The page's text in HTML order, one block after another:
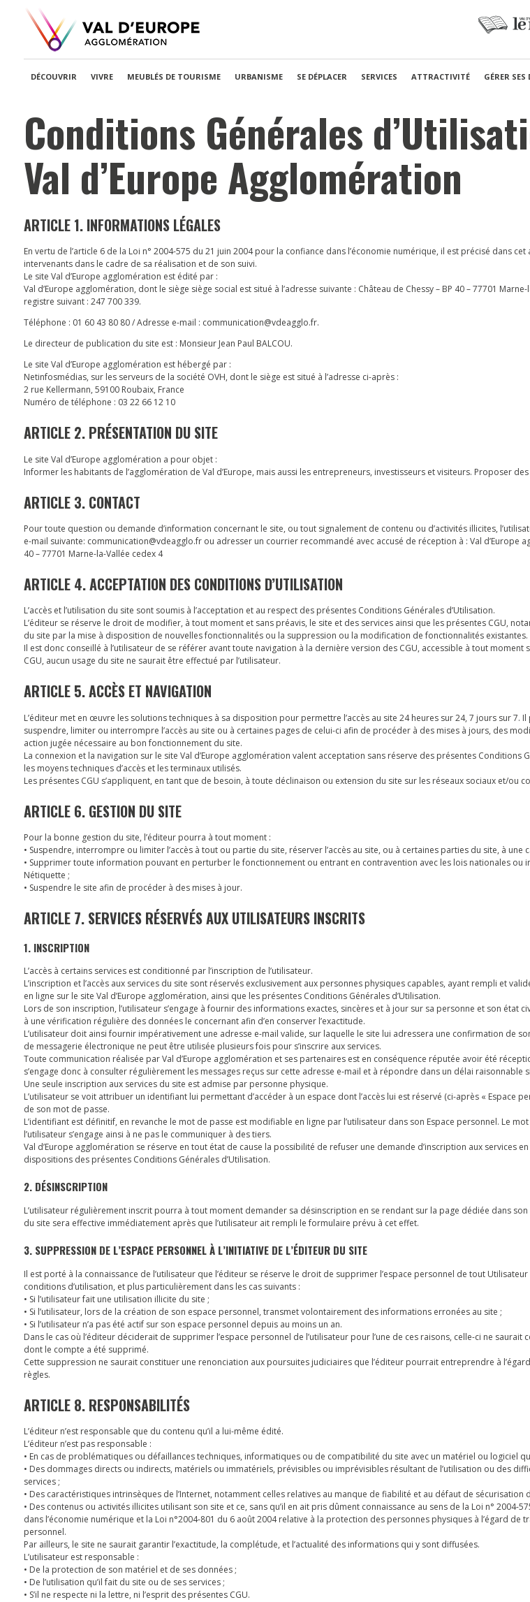
DÉCOUVRIR VIVRE MEUBLÉS DE TOURISME URBANISME SE DÉPLACER SERVICES ATTRACTIVITÉ GÉRER SES
Conditions Générales
Val d’Europe Agglomération
ARTICLE 1. INFORMATIONS LÉGALES
En vertu de l’article 6 de la Loi n° 2004-575 du 21 juin 2004 pour la confiance dans l’économie numérique, il est précisé dans
intervenants dans le cadre de sa réalisation et de son suivi.
Le site Val d’Europe agglomération est édité par :
Val d’Europe agglomération, dont le siège siège social est situé à l’adresse suivante : Château de Chessy – BP 40 – 77701
registre suivant : 247 700 339.
Téléphone : 01 60 43 80 80 / Adresse e-mail : communication@vdeagglo.fr.
Le directeur de publication du site est : Monsieur Jean Paul BALCOU.
Le site Val d’Europe agglomération est hébergé par :
Netinfosmédias, sur les serveurs de la société OVH, dont le siège est situé à l’adresse ci-après :
2 rue Kellermann, 59100 Roubaix, France
Numéro de téléphone : 03 22 66 12 10
ARTICLE 2. PRÉSENTATION DU SITE
Le site Val d’Europe agglomération a pour objet :
Informer les habitants de l’agglomération de Val d’Europe, mais aussi les entrepreneurs, investisseurs et visiteurs. Proposer
ARTICLE 3. CONTACT
Pour toute question ou demande d’information concernant le site, ou tout signalement de contenu ou d’activités illicites,
e-mail suivante: communication@vdeagglo.fr ou adresser un courrier recommandé avec accusé de réception à : Val d’Europe
40 – 77701 Marne-la-Vallée cedex 4
ARTICLE 4. ACCEPTATION DES CONDITIONS D’UTILISATION
L’accès et l’utilisation du site sont soumis à l’acceptation et au respect des présentes Conditions Générales d’Utilisation.
L’éditeur se réserve le droit de modifier, à tout moment et sans préavis, le site et des services ainsi que les présentes CGU,
du site par la mise à disposition de nouvelles fonctionnalités ou la suppression ou la modification de fonctionnalités existantes.
Il est donc conseillé à l’utilisateur de se référer avant toute navigation à la dernière version des CGU, accessible à tout moment
CGU, aucun usage du site ne saurait être effectué par l’utilisateur.
ARTICLE 5. ACCÈS ET NAVIGATION
L’éditeur met en œuvre les solutions techniques à sa disposition pour permettre l’accès au site 24 heures sur 24, 7 jours sur 7.
suspendre, limiter ou interrompre l’accès au site ou à certaines pages de celui-ci afin de procéder à des mises à jours, des
action jugée nécessaire au bon fonctionnement du site.
La connexion et la navigation sur le site Val d’Europe agglomération valent acceptation sans réserve des présentes Conditions
les moyens techniques d’accès et les terminaux utilisés.
Les présentes CGU s’appliquent, en tant que de besoin, à toute déclinaison ou extension du site sur les réseaux sociaux et/ou
ARTICLE 6. GESTION DU SITE
Pour la bonne gestion du site, l’éditeur pourra à tout moment :
• Suspendre, interrompre ou limiter l’accès à tout ou partie du site, réserver l’accès au site, ou à certaines parties du site, à une
• Supprimer toute information pouvant en perturber le fonctionnement ou entrant en contravention avec les lois nationales ou
Nétiquette ;
• Suspendre le site afin de procéder à des mises à jour.
ARTICLE 7. SERVICES RÉSERVÉS AUX UTILISATEURS INSCRITS
1. INSCRIPTION
L’accès à certains services est conditionné par l’inscription de l’utilisateur.
L’inscription et l’accès aux services du site sont réservés exclusivement aux personnes physiques capables, ayant rempli et
en ligne sur le site Val d’Europe agglomération, ainsi que les présentes Conditions Générales d’Utilisation.
Lors de son inscription, l’utilisateur s’engage à fournir des informations exactes, sincères et à jour sur sa personne et son état
à une vérification régulière des données le concernant afin d’en conserver l’exactitude.
L’utilisateur doit ainsi fournir impérativement une adresse e-mail valide, sur laquelle le site lui adressera une confirmation de
de messagerie électronique ne peut être utilisée plusieurs fois pour s’inscrire aux services.
Toute communication réalisée par Val d’Europe agglomération et ses partenaires est en conséquence réputée avoir été
s’engage donc à consulter régulièrement les messages reçus sur cette adresse e-mail et à répondre dans un délai raisonnable
Une seule inscription aux services du site est admise par personne physique.
L’utilisateur se voit attribuer un identifiant lui permettant d’accéder à un espace dont l’accès lui est réservé (ci-après « Espace
de son mot de passe.
L’identifiant est définitif, en revanche le mot de passe est modifiable en ligne par l’utilisateur dans son Espace personnel. Le
l’utilisateur s’engage ainsi à ne pas le communiquer à des tiers.
Val d’Europe agglomération se réserve en tout état de cause la possibilité de refuser une demande d’inscription aux services
dispositions des présentes Conditions Générales d’Utilisation.
2. DÉSINSCRIPTION
L’utilisateur régulièrement inscrit pourra à tout moment demander sa désinscription en se rendant sur la page dédiée dans
du site sera effective immédiatement après que l’utilisateur ait rempli le formulaire prévu à cet effet.
3. SUPPRESSION DE L’ESPACE PERSONNEL À L’INITIATIVE DE L’ÉDITEUR DU SITE
Il est porté à la connaissance de l’utilisateur que l’éditeur se réserve le droit de supprimer l’espace personnel de tout
conditions d’utilisation, et plus particulièrement dans les cas suivants :
• Si l’utilisateur fait une utilisation illicite du site ;
• Si l’utilisateur, lors de la création de son espace personnel, transmet volontairement des informations erronées au site ;
• Si l’utilisateur n’a pas été actif sur son espace personnel depuis au moins un an.
Dans le cas où l’éditeur déciderait de supprimer l’espace personnel de l’utilisateur pour l’une de ces raisons, celle-ci ne
dont le compte a été supprimé.
Cette suppression ne saurait constituer une renonciation aux poursuites judiciaires que l’éditeur pourrait entreprendre à
règles.
ARTICLE 8. RESPONSABILITÉS
L’éditeur n’est responsable que du contenu qu’il a lui-même édité.
L’éditeur n’est pas responsable :
• En cas de problématiques ou défaillances techniques, informatiques ou de compatibilité du site avec un matériel ou logiciel
• Des dommages directs ou indirects, matériels ou immatériels, prévisibles ou imprévisibles résultant de l’utilisation ou des
services ;
• Des caractéristiques intrinsèques de l’Internet, notamment celles relatives au manque de fiabilité et au défaut de sécurisation
• Des contenus ou activités illicites utilisant son site et ce, sans qu’il en ait pris dûment connaissance au sens de la Loi n° 2004-
dans l’économie numérique et la Loi n°2004-801 du 6 août 2004 relative à la protection des personnes physiques à l’égard de
personnel.
Par ailleurs, le site ne saurait garantir l’exactitude, la complétude, et l’actualité des informations qui y sont diffusées.
L’utilisateur est responsable :
• De la protection de son matériel et de ses données ;
• De l’utilisation qu’il fait du site ou de ses services ;
• S’il ne respecte ni la lettre, ni l’esprit des présentes CGU.